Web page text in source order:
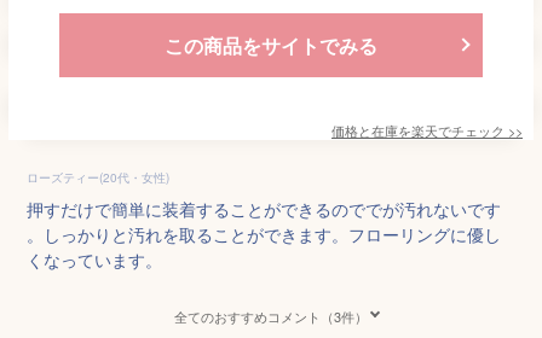
この商品をサイトでみる
価格と在庫を楽天でチェック >>
ローズティー(20代・女性)
押すだけで簡単に装着することができるのででが汚れないです
。しっかりと汚れを取ることができます。フローリングに優し
くなっています。
全てのおすすめコメント（3件）